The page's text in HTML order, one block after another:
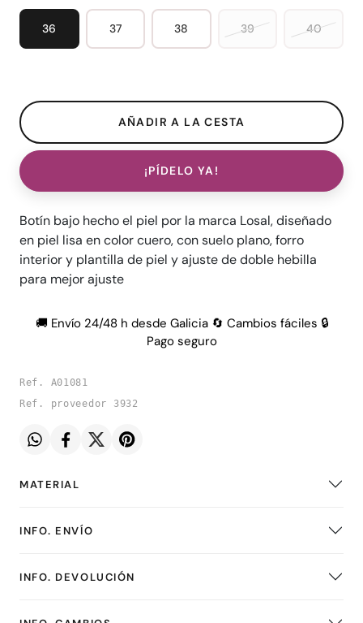
36 37 38 39 40
¡PÍDELO YA!
Botín bajo hecho el piel por la marca Losal, diseñado
en piel lisa en color cuero, con suelo plano, forro
interior y plantilla de piel y ajuste de doble hebilla
para mejor ajuste
🚚 Envío 24/48 h desde Galicia 🔄 Cambios fáciles 🔒
Pago seguro
Ref. A01081
Ref. proveedor 3932
MATERIAL
INFO. ENVÍO
INFO. DEVOLUCIÓN